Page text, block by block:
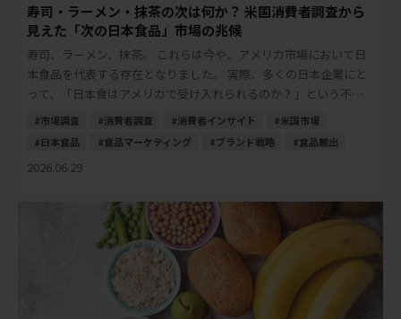
寿司・ラーメン・抹茶の次は何か？ 米国消費者調査から
見えた「次の日本食品」市場の兆候
寿司、ラーメン、抹茶。 これらは今や、アメリカ市場において日
本食品を代表する存在となりました。 実際、多くの日本企業にと
って、「日本食はアメリカで受け入れられるのか？」という不安
は、以前ほど大きなテーマではなくなりました […]
市場調査 消費者調査 消費者インサイト
米国市場
日本食品
食品マーケティング ブランド戦略 食品輸出
2026.06.29